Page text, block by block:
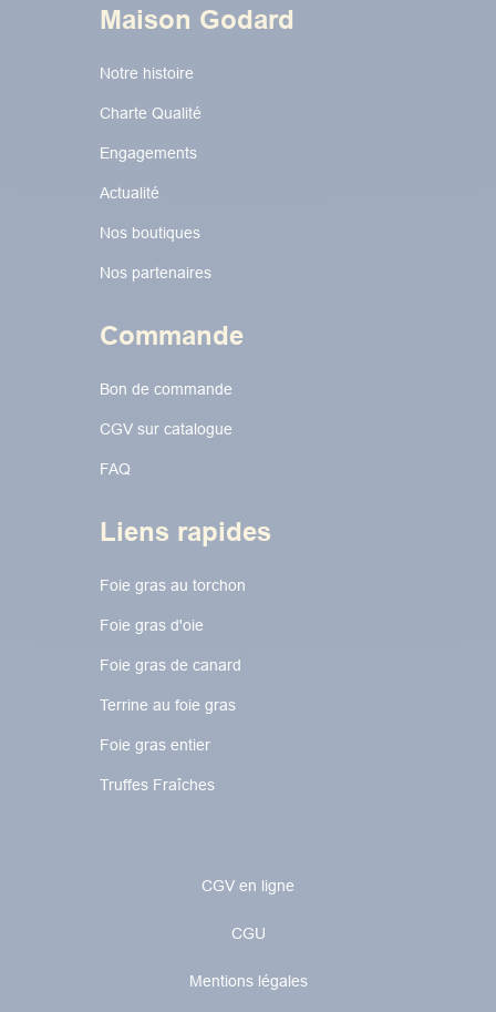
Maison Godard
Notre histoire
Charte Qualité
Engagements
Actualité
Nos boutiques
Nos partenaires
Commande
Bon de commande
CGV sur catalogue
FAQ
Liens rapides
Foie gras au torchon​​​​
Foie gras d'oie
Foie gras de canard
Terrine au foie gras
Foie gras entier
Truffes Fraîches
CGV en ligne
CGU
Mentions légales